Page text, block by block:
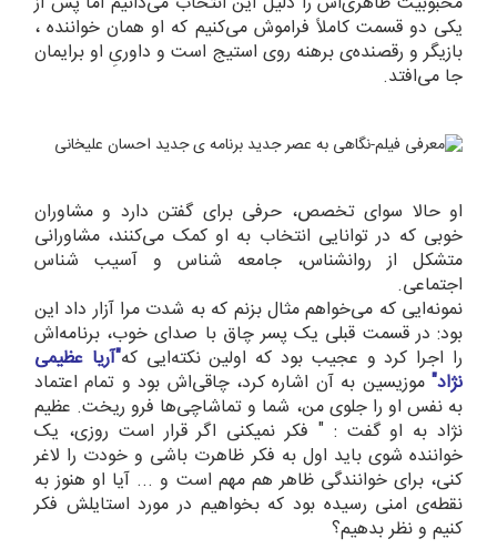
یکی دو قسمت کاملاً فراموش می‌کنیم که او همان خواننده ،
بازیگر و رقصنده‌ی برهنه روی استیج است و داوریِ او برایمان
جا می‌افتد.
او حالا سوای تخصص، حرفی برای گفتن دارد و مشاوران
خوبی که در توانایی انتخاب به او کمک می‌کنند، مشاورانی
متشکل از روانشناس، جامعه شناس و آسیب شناس
اجتماعی.
نمونه‌ایی که می‌خواهم مثال بزنم که به شدت مرا آزار داد این
بود: در قسمت قبلی یک پسر چاق با صدای خوب، برنامه‌اش
را اجرا کرد و عجیب بود که اولین نکته‌ایی که"آریا عظیمی
نژاد" موزیسین به آن اشاره کرد، چاقی‌اش بود و تمام اعتماد
به نفس او را جلوی من، شما و تماشاچی‌ها فرو ریخت. عظیم
نژاد به او گفت : " فکر نمیکنی اگر قرار است روزی، یک
خواننده شوی باید اول به فکر ظاهرت باشی و خودت را لاغر
کنی، برای خوانندگی ظاهر هم مهم است و ... آیا او هنوز به
نقطه‌ی امنی رسیده بود که بخواهیم در مورد استایلش فکر
کنیم و نظر بدهیم؟